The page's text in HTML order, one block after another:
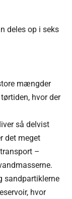
deles op i seks
mængder
hvor der
så delvist
det meget
–
sandpartiklerne
hvor